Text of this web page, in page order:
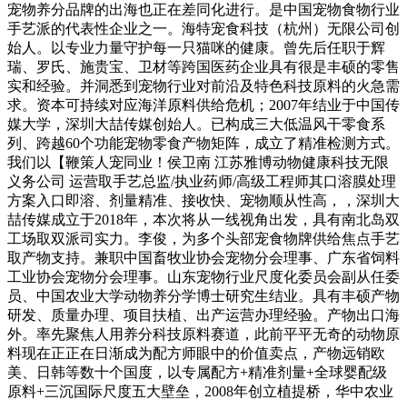
宠物养分品牌的出海也正在差同化进行。是中国宠物食物行业
手艺派的代表性企业之一。海特宠食科技（杭州）无限公司创
始人。以专业力量守护每一只猫咪的健康。曾先后任职于辉
瑞、罗氏、施贵宝、卫材等跨国医药企业具有很是丰硕的零售
实和经验。并洞悉到宠物行业对前沿及特色科技原料的火急需
求。资本可持续对应海洋原料供给危机；2007年结业于中国传
媒大学，深圳大喆传媒创始人。已构成三大低温风干零食系
列、跨越60个功能宠物零食产物矩阵，成立了精准检测方式。
我们以【鞭策人宠同业！侯卫南 江苏雅博动物健康科技无限
义务公司 运营取手艺总监/执业药师/高级工程师其口溶膜处理
方案入口即溶、剂量精准、接收快、宠物顺从性高，，深圳大
喆传媒成立于2018年，本次将从一线视角出发，具有南北岛双
工场取双派司实力。李俊，为多个头部宠食物牌供给焦点手艺
取产物支持。兼职中国畜牧业协会宠物分会理事、广东省饲料
工业协会宠物分会理事。山东宠物行业尺度化委员会副从任委
员、中国农业大学动物养分学博士研究生结业。具有丰硕产物
研发、质量办理、项目扶植、出产运营办理经验。产物出口海
外。率先聚焦人用养分科技原料赛道，此前平平无奇的动物原
料现在正正在日渐成为配方师眼中的价值卖点，产物远销欧
美、日韩等数十个国度，以专属配方+精准剂量+全球婴配级
原料+三沉国际尺度五大壁垒，2008年创立植提桥，华中农业